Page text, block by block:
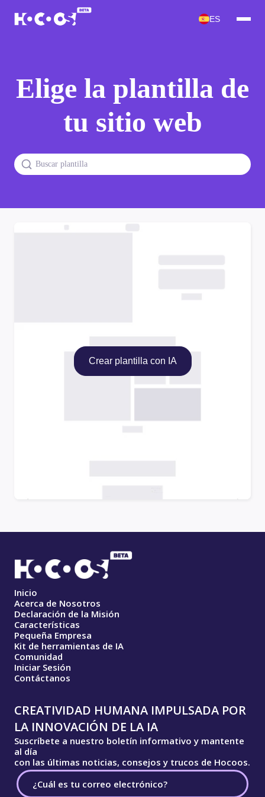
ES
Elige la plantilla de
tu sitio web
Crear plantilla con IA
Inicio
Acerca de Nosotros
Declaración de la Misión
Características
Pequeña Empresa
Kit de herramientas de IA
Comunidad
Iniciar Sesión
Contáctanos
CREATIVIDAD HUMANA IMPULSADA POR
LA INNOVACIÓN DE LA IA
Suscríbete a nuestro boletín informativo y mantente
al día
con las últimas noticias, consejos y trucos de Hocoos.